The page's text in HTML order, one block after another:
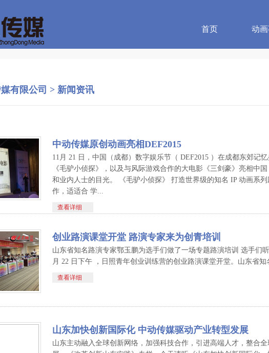
首页 动
有限公司 > 新闻资讯
中动传媒原创动画亮相DEF2015
11月 21 日，中国（成都）数字娱乐节（ DEF2015 ）在成都东郊记
《毛驴小侦探》，以及与风际游戏合作的大电影《三剑豪》亮相中
和业内人士的目光。 《毛驴小侦探》 打造世界级的知名 IP 动画系
作，适适合 学...
查看详细
创业路演课堂开堂 路演专家来为创青培训
山东省知名路演专家鄂玉鹏为选手们做了一场专题路演培训 选手们
月 22 日下午 ，日照青年创业训练营的创业路演课堂开堂。山东省
查看详细
山东加快创新国际化 中动传媒驱动产业转型发展
山东主动融入全球创新网络，加强科技合作，引进高端人才，整合